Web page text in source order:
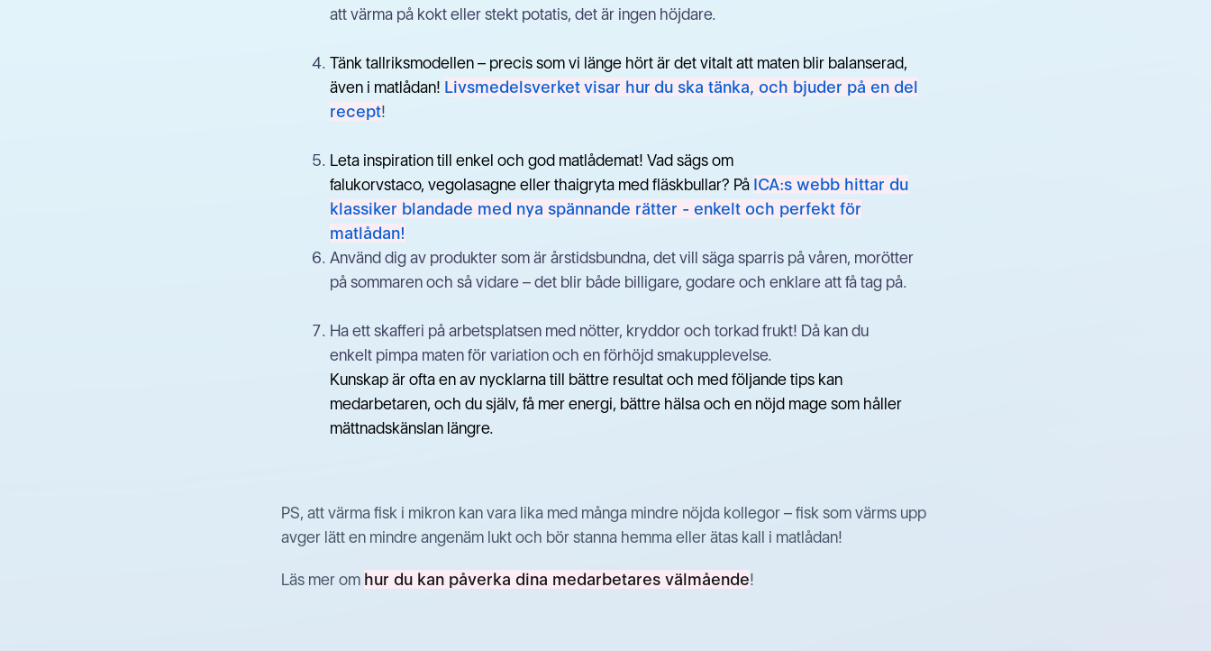
att värma på kokt eller stekt potatis, det är ingen höjdare.
Tänk tallriksmodellen – precis som vi länge hört är det vitalt att maten blir balanserad,
även i matlådan! Livsmedelsverket visar hur du ska tänka, och bjuder på en del
recept!
Leta inspiration till enkel och god matlådemat! Vad sägs om
falukorvstaco, vegolasagne eller thaigryta med fläskbullar? På ICA:s webb hittar du
klassiker blandade med nya spännande rätter - enkelt och perfekt för
matlådan!
Använd dig av produkter som är årstidsbundna, det vill säga sparris på våren, morötter
på sommaren och så vidare – det blir både billigare, godare och enklare att få tag på.
Ha ett skafferi på arbetsplatsen med nötter, kryddor och torkad frukt! Då kan du
enkelt pimpa maten för variation och en förhöjd smakupplevelse.
Kunskap är ofta en av nycklarna till bättre resultat och med följande tips kan
medarbetaren, och du själv, få mer energi, bättre hälsa och en nöjd mage som håller
mättnadskänslan längre.
PS, att värma fisk i mikron kan vara lika med många mindre nöjda kollegor – fisk som värms upp
avger lätt en mindre angenäm lukt och bör stanna hemma eller ätas kall i matlådan!
Läs mer om hur du kan påverka dina medarbetares välmående!